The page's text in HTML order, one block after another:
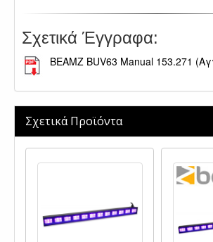
Σχετικά Έγγραφα:
BEAMZ BUV63 Manual 153.271
Σχετικά Προϊόντα